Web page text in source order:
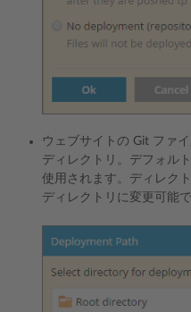
ウェブサイトの Git ファ
ディレクトリ。デフォル
使用されます。ディレク
ディレクトリに変更可能で